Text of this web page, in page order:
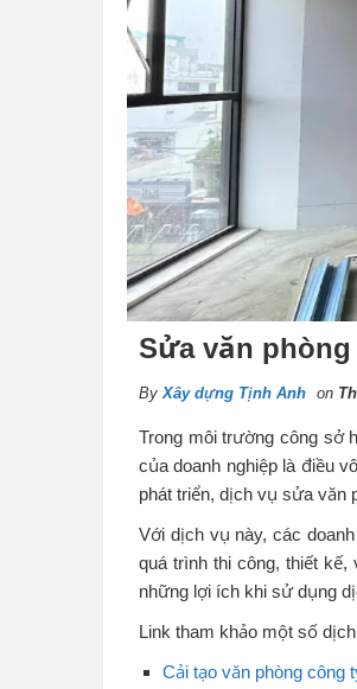
Sửa văn
ByXây dựng Tịnh Anh on
Trong môi trường công sở
của doanh nghiệp là điều
phát triển, dịch vụ sửa văn
Với dịch vụ này, các
quá trình thi công, thiết
những lợi ích khi sử dụng
Link tham khảo một số
Cải tạo văn phòng công